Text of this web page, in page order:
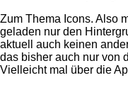
Zum Thema Icons. Also
geladen nur den
aktuell auch keinen
das bisher auch nur von
Vielleicht mal über die